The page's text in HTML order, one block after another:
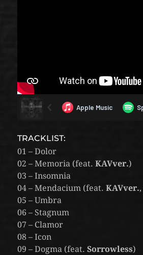
TRACKLIST:
01 – Dolor
02 – Memoria (feat. KAVver.)
03 – Insomnia
04 – Mendacium (feat. KAVver.,
05 – Umbra
06 – Stagnum
07 – Clamor
08 – Icon
09 – Dogma (feat. Sorrowless)